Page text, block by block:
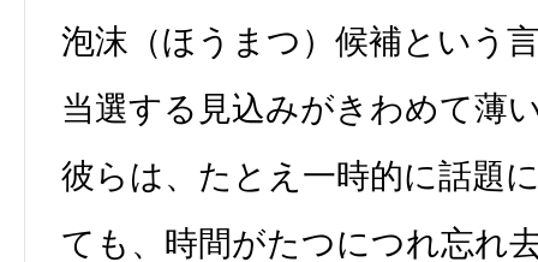
泡沫（ほうまつ）候補という
当選する見込みがきわめて薄
彼らは、たとえ一時的に話題
ても、時間がたつにつれ忘れ